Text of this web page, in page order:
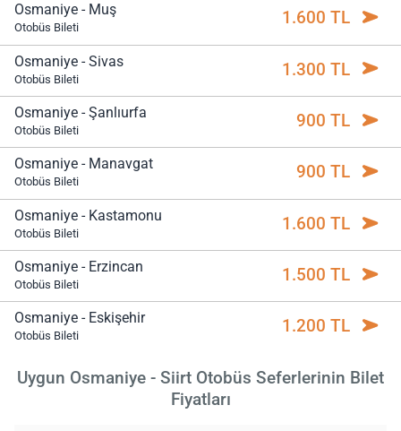
Osmaniye - Muş
Otobüs Bileti 1.600 TL
Osmaniye - Sivas
Otobüs Bileti 1.300 TL
Osmaniye - Şanlıurfa
Otobüs Bileti 900 TL
Osmaniye - Manavgat
Otobüs Bileti 900 TL
Osmaniye - Kastamonu
Otobüs Bileti 1.600 TL
Osmaniye - Erzincan
Otobüs Bileti 1.500 TL
Osmaniye - Eskişehir
Otobüs Bileti 1.200 TL
Uygun Osmaniye - Siirt Otobüs Seferlerinin Bilet
Fiyatları